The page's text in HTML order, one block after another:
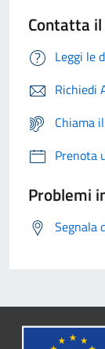
Contatta
Leggi le
Richiedi
Chiama
Prenota
Problemi
Segnala